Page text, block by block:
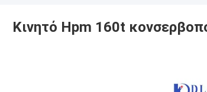
Κινητό Hpm 160t